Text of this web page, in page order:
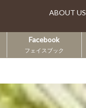
ABOUT US
Facebook
フェイスブック